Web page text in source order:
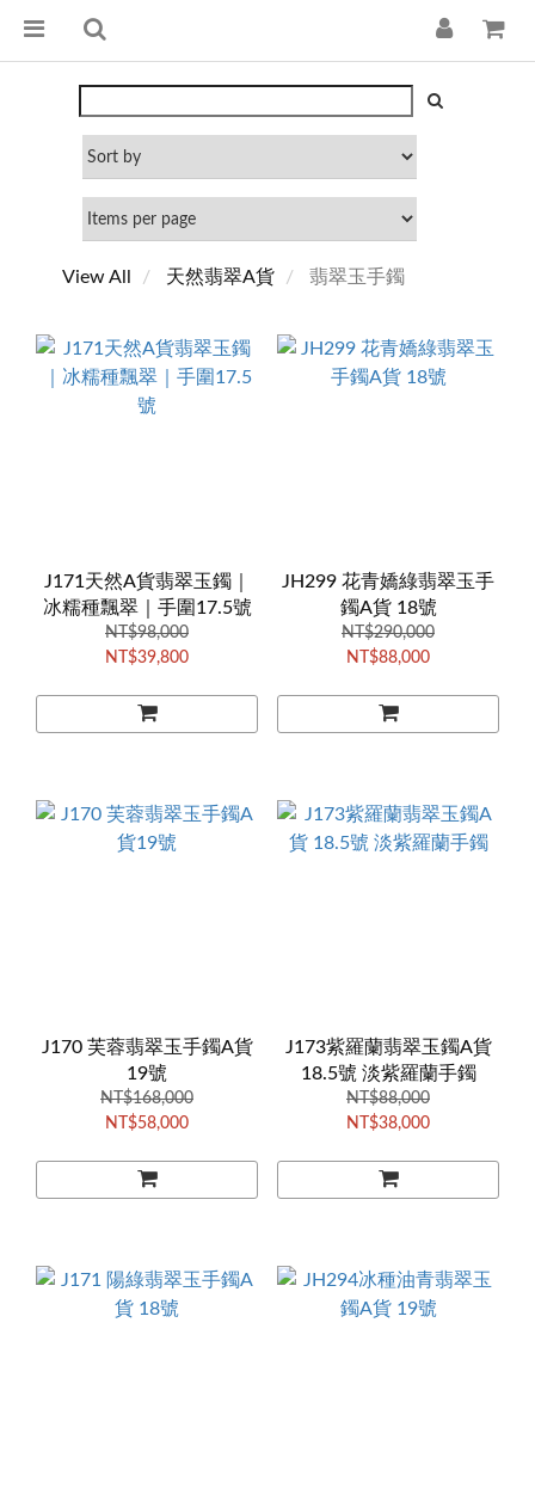
View All 天然翡翠A貨 翡翠玉手鐲
J171天然A貨翡翠玉鐲｜
冰糯種飄翠｜手圍17.5號
NT$98,000
NT$39,800
JH299 花青嬌綠翡翠玉手
鐲A貨 18號
NT$290,000
NT$88,000
J170 芙蓉翡翠玉手鐲A貨
19號
NT$168,000
NT$58,000
J173紫羅蘭翡翠玉鐲A貨
18.5號 淡紫羅蘭手鐲
NT$88,000
NT$38,000